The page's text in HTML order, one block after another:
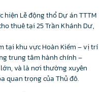
hiện Lễ động thổ Dự án TTTM
thuê tại 25 Trần Khánh Dư,
tại khu vực Hoàn Kiếm – vị trí
trung tâm hành chính –
và là nơi thường xuyên
quan trọng của Thủ đô.